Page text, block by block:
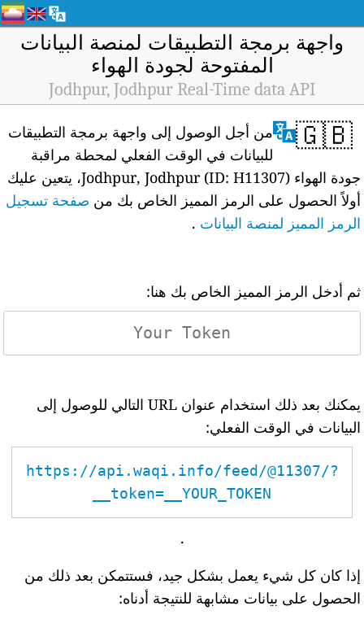
واجهة برمجة التطبيقات لمنصة البيانات
المفتوحة لجودة الهواء
Jodhpur, Jodhpur Real-Time data API
🇬🇧
من أجل الوصول إلى واجهة برمجة التطبيقات
للبيانات في الوقت الفعلي لمحطة مراقبة
جودة الهواء Jodhpur, Jodhpur (ID: H11307)، يتعين عليك
أولاً الحصول على الرمز المميز الخاص بك من صفحة تسجيل
الرمز المميز لمنصة البيانات .
ثم أدخل الرمز المميز الخاص بك هنا:
يمكنك بعد ذلك استخدام عنوان URL التالي للوصول إلى
البيانات في الوقت الفعلي:
https://api.waqi.info/feed/@11307/?
token=__YOUR_TOKEN__
.
إذا كان كل شيء يعمل بشكل جيد، فستتمكن بعد ذلك من
الحصول على بيانات مشابهة للنتيجة أدناه: